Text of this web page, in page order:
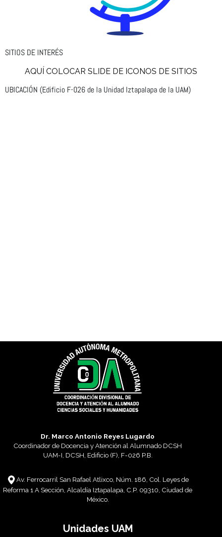
SITIOS DE INTERÉS
AQUÍ COLOCAR SLIDE DE ICONOS DE SITIOS
UBICACIÓN (Edificio F-026 de la Unidad Iztapalapa de la UAM)
Dr. Marco Antonio Reyes Lugardo
Coordinador de Docencia y Atención al Alumnado DCSH
UAM-I, DCSH, Edificio (F), F-026 P.B.
Av. Ferrocarril San Rafael Atlixco, Núm. 186, Col. Leyes de
Reforma 1 A Sección, Alcaldía Iztapalapa, C.P. 09310, Ciudad de
México.
Unidades UAM